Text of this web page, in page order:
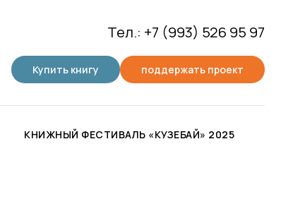
Тел.: +7 (993) 526 95 97
Купить книгу поддержать проект
КНИЖНЫЙ ФЕСТИВАЛЬ «КУЗЕБАЙ» 2025